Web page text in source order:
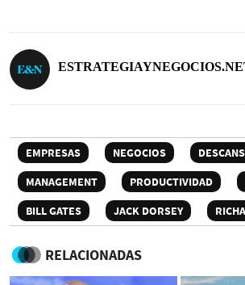
EMPRESAS NEGOCIOS
MANAGEMENT
PRODUCTIVIDAD
BILL GATES
JACK DORSEY
RELACIONADAS